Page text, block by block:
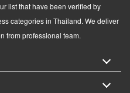
list that have been verified by
categories in Thailand. We deliver
from professional team.